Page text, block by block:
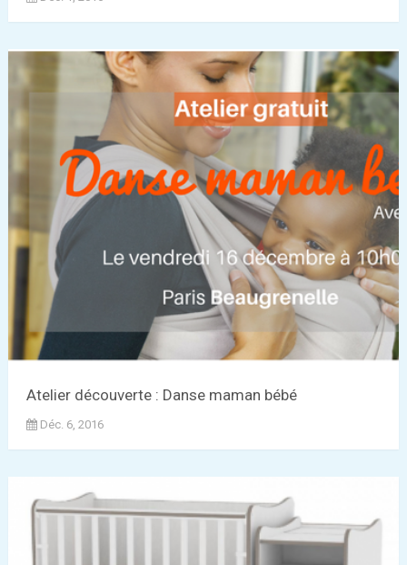
Atelier découverte : Danse maman bébé
Déc. 6, 2016